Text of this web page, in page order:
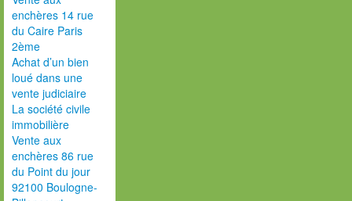
enchères 14 rue
du Caire Paris
2ème
Achat d’un bien
loué dans une
vente judiciaire
La société civile
immobilière
Vente aux
enchères 86 rue
du Point du jour
92100 Boulogne-